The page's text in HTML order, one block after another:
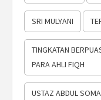
SRI MULYANI
TINGKATAN
PARA AHLI FIQH
USTAZ ABDUL